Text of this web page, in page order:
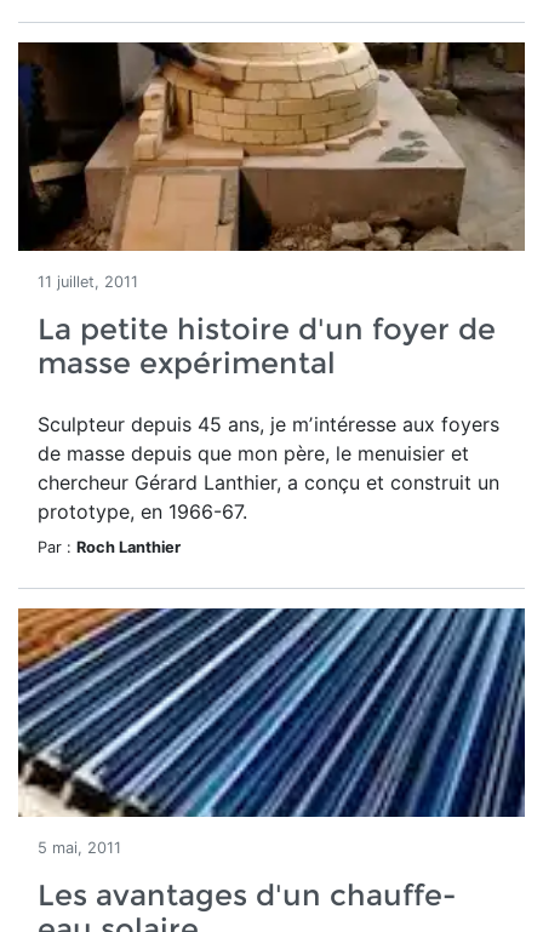
11 juillet, 2011
La petite histoire d'un foyer de
masse expérimental
Sculpteur depuis 45 ans, je mʼintéresse aux foyers
de masse depuis que mon père, le menuisier et
chercheur Gérard Lanthier, a conçu et construit un
prototype, en 1966-67.
Par : Roch Lanthier
5 mai, 2011
Les avantages d'un chauffe-